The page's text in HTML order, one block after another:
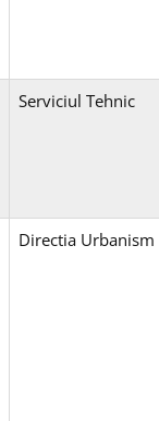
Serviciul Tehnic
Directia Urbanism